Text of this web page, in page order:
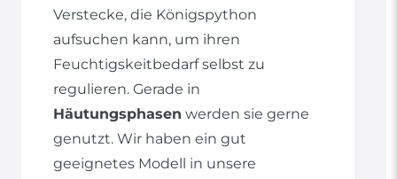
Verstecke, die Königspython
aufsuchen kann, um ihren
Feuchtigskeitbedarf selbst zu
regulieren. Gerade in
Häutungsphasen werden sie gerne
genutzt. Wir haben ein gut
geeignetes Modell in unsere